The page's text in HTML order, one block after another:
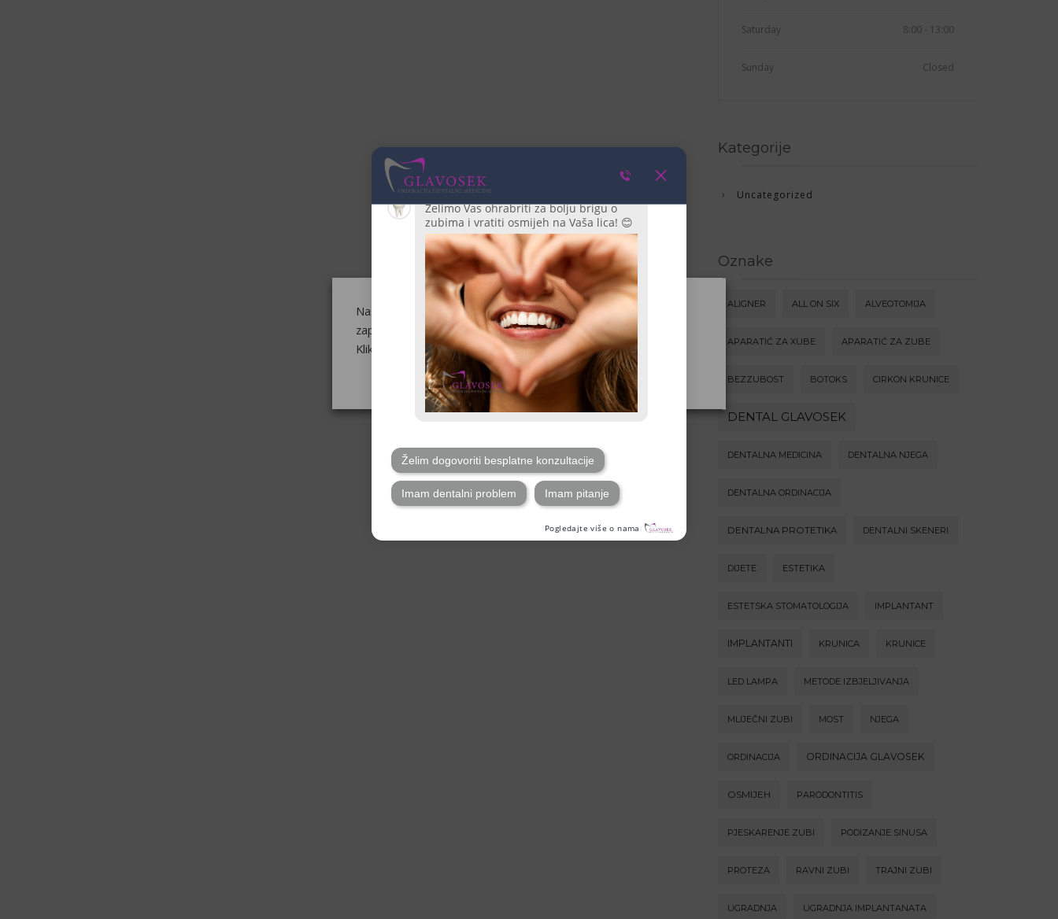
Saturday 8:00 - 13:00
Sunday Closed
Kategorije
Uncategorized
Oznake
ALIGNER ALL ON SIX ALVEOTOMIJA
APARATIĆ ZA XUBE APARATIĆ ZA ZUBE
BEZZUBOST BOTOKS CIRKON KRUNICE
DENTAL GLAVOSEK
DENTALNA MEDICINA DENTALNA NJEGA
DENTALNA ORDINACIJA
DENTALNA PROTETIKA DENTALNI SKENERI
DIJETE ESTETIKA
ESTETSKA STOMATOLOGIJA IMPLANTANT
IMPLANTANTI KRUNICA KRUNICE
LED LAMPA METODE IZBJELJIVANJA
MLIJEČNI ZUBI MOST NJEGA
ORDINACIJA ORDINACIJA GLAVOSEK
OSMIJEH PARODONTITIS
PJESKARENJE ZUBI PODIZANJE SINUSA
PROTEZA RAVNI ZUBI TRAJNI ZUBI
UGRADNJA UGRADNJA IMPLANTANATA
Naša web-stranica upotrebljava kolačiće kako bismo Vas
zapamtili i razumjeli kako upotrebljavate našu web-stranicu.
Klikom na "Prihvaćam" pristajete na upotrebu SVIH kolačića.
Saznaj više Postavke kolačića Prihvaćam